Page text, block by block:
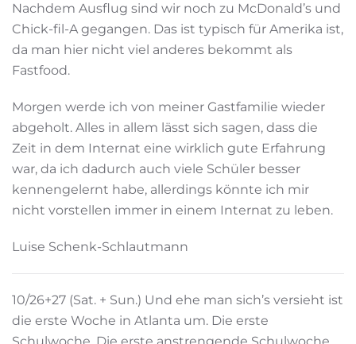
Nachdem Ausflug sind wir noch zu McDonald’s und
Chick-fil-A gegangen. Das ist typisch für Amerika ist,
da man hier nicht viel anderes bekommt als
Fastfood.
Morgen werde ich von meiner Gastfamilie wieder
abgeholt. Alles in allem lässt sich sagen, dass die
Zeit in dem Internat eine wirklich gute Erfahrung
war, da ich dadurch auch viele Schüler besser
kennengelernt habe, allerdings könnte ich mir
nicht vorstellen immer in einem Internat zu leben.
Luise Schenk-Schlautmann
10/26+27 (Sat. + Sun.) Und ehe man sich’s versieht ist
die erste Woche in Atlanta um. Die erste